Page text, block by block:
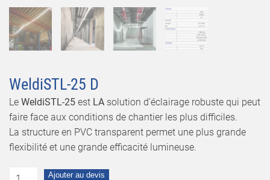
WeldiSTL-25 D
Le WeldiSTL-25 est LA solution d’éclairage robuste qui peut
faire face aux conditions de chantier les plus difficiles.
La structure en PVC transparent permet une plus grande
flexibilité et une grande efficacité lumineuse.
Ajouter au devis